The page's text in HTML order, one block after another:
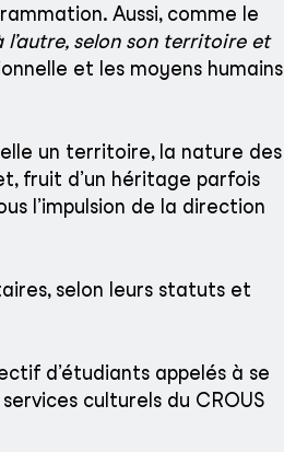
Aussi, comme le
selon son territoire et
et les moyens humains
un territoire, la nature des
fruit d’un héritage parfois
l’impulsion de la direction
selon leurs statuts et
d’étudiants appelés à se
culturels du CROUS